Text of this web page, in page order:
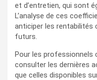
et d’entretien, qui sont
L’analyse de ces
anticiper les rentabilités
futurs.
Pour les professionnels
consulter les dernières
que celles disponibles